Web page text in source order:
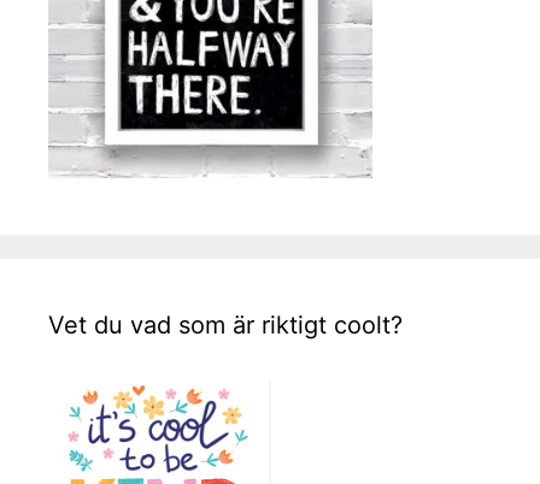
Vet du vad som är riktigt coolt?